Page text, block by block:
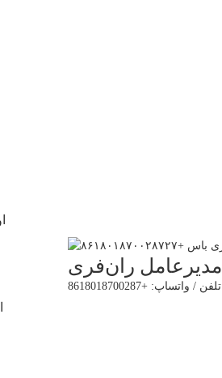
مدیرعامل ران‌فری
تلفن / واتساپ: +8618018700287